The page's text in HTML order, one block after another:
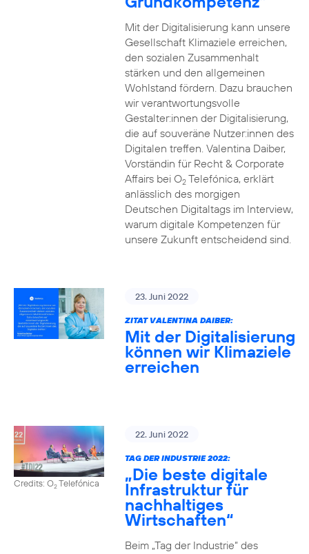
Mit der Digitalisierung kann unsere
Gesellschaft Klimaziele erreichen,
den sozialen Zusammenhalt
stärken und den allgemeinen
Wohlstand fördern. Dazu brauchen
wir verantwortungsvolle
Gestalter:innen der Digitalisierung,
die auf souveräne Nutzer:innen des
Digitalen treffen. Valentina Daiber,
Vorständin für Recht & Corporate
Affairs bei O2Telefónica, erklärt
anlässlich des morgigen
Deutschen Digitaltags im Interview,
warum digitale Kompetenzen für
unsere Zukunft entscheidend sind.
23. Juni 2022
ZITAT VALENTINA DAIBER:
Mit der Digitalisierung
können wir Klimaziele
erreichen
Credits: O2Telefónica
22. Juni 2022
TAG DER INDUSTRIE 2022:
„Die beste digitale
Infrastruktur für
nachhaltiges
Wirtschaften“
Beim „Tag der Industrie“ des